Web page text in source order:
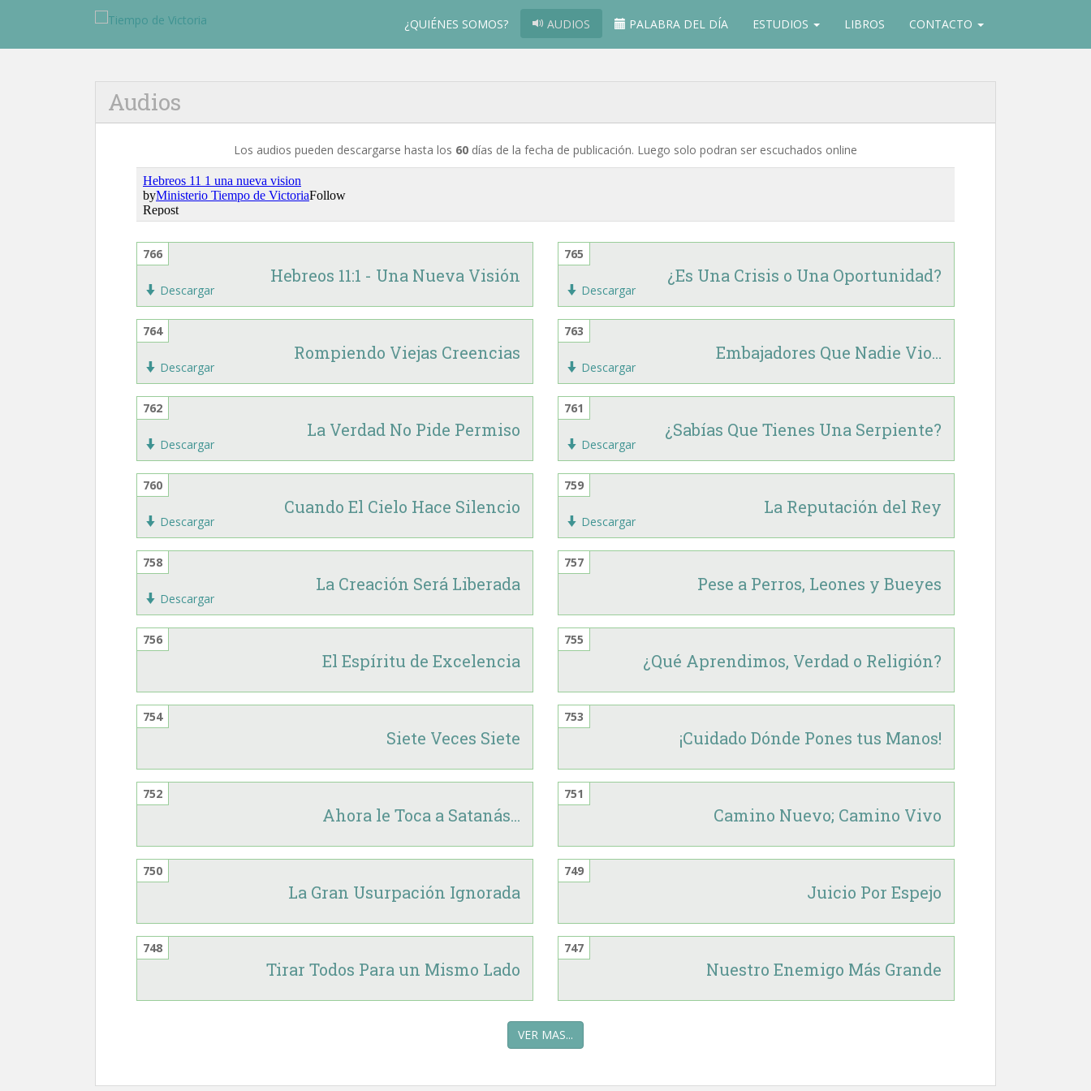
¿QUIÉNES SOMOS? AUDIOS PALABRA DEL DÍA ESTUDIOS LIBROS CONTACTO
Audios
Los audios pueden descargarse hasta los 60 días de la fecha de publicación. Luego solo podran ser escuchados online
766
Hebreos 11:1 - Una Nueva Visión
Descargar
765
¿Es Una Crisis o Una Oportunidad?
Descargar
764
Rompiendo Viejas Creencias
Descargar
763
Embajadores Que Nadie Vio...
Descargar
762
La Verdad No Pide Permiso
Descargar
761
¿Sabías Que Tienes Una Serpiente?
Descargar
760
Cuando El Cielo Hace Silencio
Descargar
759
La Reputación del Rey
Descargar
758
La Creación Será Liberada
Descargar
757
Pese a Perros, Leones y Bueyes
756
El Espíritu de Excelencia
755
¿Qué Aprendimos, Verdad o Religión?
754
Siete Veces Siete
753
¡Cuidado Dónde Pones tus Manos!
752
Ahora le Toca a Satanás...
751
Camino Nuevo; Camino Vivo
750
La Gran Usurpación Ignorada
749
Juicio Por Espejo
748
Tirar Todos Para un Mismo Lado
747
Nuestro Enemigo Más Grande
VER MAS...